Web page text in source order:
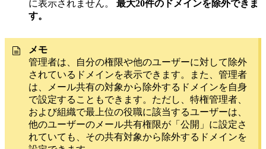
に表示されません。 最大20件のドメインを除外できま
す。
メモ
管理者は、自分の権限や他のユーザーに対して除外
されているドメインを表示できます。また、管理者
は、メール共有の対象から除外するドメインを自身
で設定することもできます。ただし、特権管理者、
および組織で最上位の役職に該当するユーザーは、
他のユーザーのメール共有権限が「公開」に設定さ
れていても、その共有対象から除外するドメインを